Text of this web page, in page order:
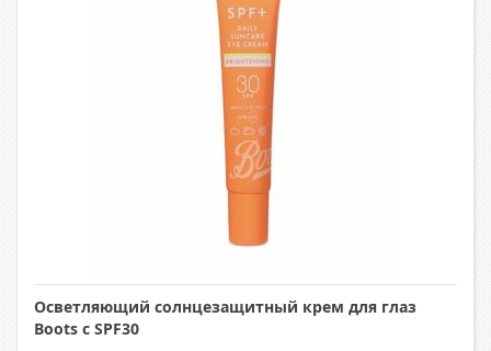
Осветляющий солнцезащитный крем для глаз
Boots с SPF30